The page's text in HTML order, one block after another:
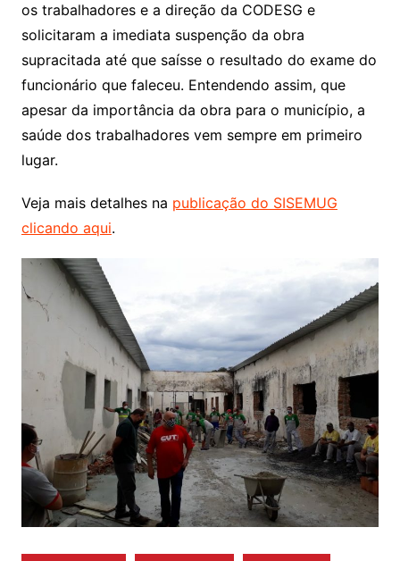
os trabalhadores e a direção da CODESG e
solicitaram a imediata suspenção da obra
supracitada até que saísse o resultado do exame do
funcionário que faleceu. Entendendo assim, que
apesar da importância da obra para o município, a
saúde dos trabalhadores vem sempre em primeiro
lugar.
Veja mais detalhes na publicação do SISEMUG
clicando aqui.